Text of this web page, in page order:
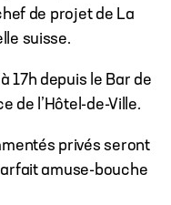
de projet de La
suisse.
17h depuis le Bar de
de l’Hôtel-de-Ville.
privés seront
amuse-bouche